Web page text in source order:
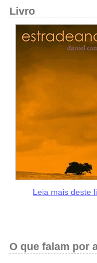
Livro
Leia mais deste
O que falam por